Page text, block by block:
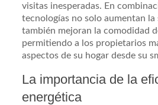
visitas inesperadas. En
tecnologías no solo aumentan la
también mejoran la comodidad
permitiendo a los propietarios
aspectos de su hogar desde su
La importancia de la
energética